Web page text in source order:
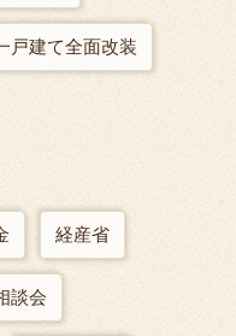
戸建て全面改装
経産省
談会